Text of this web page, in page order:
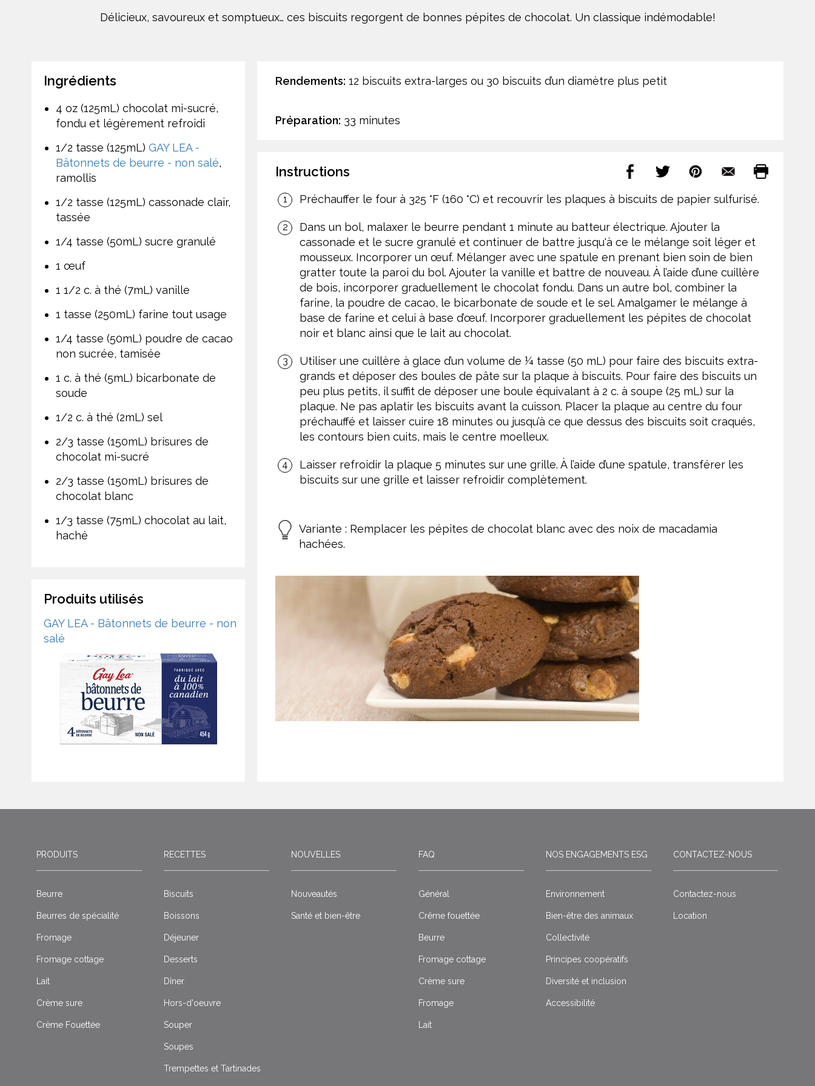
Délicieux, savoureux et somptueux… ces biscuits regorgent de bonnes pépites de chocolat. Un classique indémodable!
Rendements: 12 biscuits extra-larges ou 30 biscuits d’un diamètre plus petit
Préparation: 33 minutes
Instructions
Préchauffer le four à 325 °F (160 °C) et recouvrir les plaques à biscuits de papier sulfurisé.
Dans un bol, malaxer le beurre pendant 1 minute au batteur électrique. Ajouter la
cassonade et le sucre granulé et continuer de battre jusqu'à ce le mélange soit léger et
mousseux. Incorporer un œuf. Mélanger avec une spatule en prenant bien soin de bien
gratter toute la paroi du bol. Ajouter la vanille et battre de nouveau. À l’aide d’une cuillère
de bois, incorporer graduellement le chocolat fondu. Dans un autre bol, combiner la
farine, la poudre de cacao, le bicarbonate de soude et le sel. Amalgamer le mélange à
base de farine et celui à base d’œuf. Incorporer graduellement les pépites de chocolat
noir et blanc ainsi que le lait au chocolat.
Utiliser une cuillère à glace d’un volume de ¼ tasse (50 mL) pour faire des biscuits extra-
grands et déposer des boules de pâte sur la plaque à biscuits. Pour faire des biscuits un
peu plus petits, il suffit de déposer une boule équivalant à 2 c. à soupe (25 mL) sur la
plaque. Ne pas aplatir les biscuits avant la cuisson. Placer la plaque au centre du four
préchauffé et laisser cuire 18 minutes ou jusqu’à ce que dessus des biscuits soit craqués,
les contours bien cuits, mais le centre moelleux.
Laisser refroidir la plaque 5 minutes sur une grille. À l’aide d’une spatule, transférer les
biscuits sur une grille et laisser refroidir complètement.
Variante : Remplacer les pépites de chocolat blanc avec des noix de macadamia
hachées.
Ingrédients
4 oz (125mL) chocolat mi-sucré,
fondu et légèrement refroidi
1/2 tasse (125mL) GAY LEA -
Bâtonnets de beurre - non salé,
ramollis
1/2 tasse (125mL) cassonade clair,
tassée
1/4 tasse (50mL) sucre granulé
1 œuf
1 1/2 c. à thé (7mL) vanille
1 tasse (250mL) farine tout usage
1/4 tasse (50mL) poudre de cacao
non sucrée, tamisée
1 c. à thé (5mL) bicarbonate de
soude
1/2 c. à thé (2mL) sel
2/3 tasse (150mL) brisures de
chocolat mi-sucré
2/3 tasse (150mL) brisures de
chocolat blanc
1/3 tasse (75mL) chocolat au lait,
haché
Produits utilisés
GAY LEA - Bâtonnets de beurre - non
salé
PRODUITS
Beurre
Beurres de spécialité
Fromage
Fromage cottage
Lait
Crème sure
Crème Fouettée
RECETTES
Biscuits
Boissons
Déjeuner
Desserts
Dîner
Hors-d'oeuvre
Souper
Soupes
Trempettes et Tartinades
NOUVELLES
Nouveautés
Santé et bien-être
FAQ
Général
Crême fouettée
Beurre
Fromage cottage
Crème sure
Fromage
Lait
NOS ENGAGEMENTS ESG
Environnement
Bien-être des animaux
Collectivité
Principes coopératifs
Diversité et inclusion
Accessibilité
CONTACTEZ-NOUS
Contactez-nous
Location